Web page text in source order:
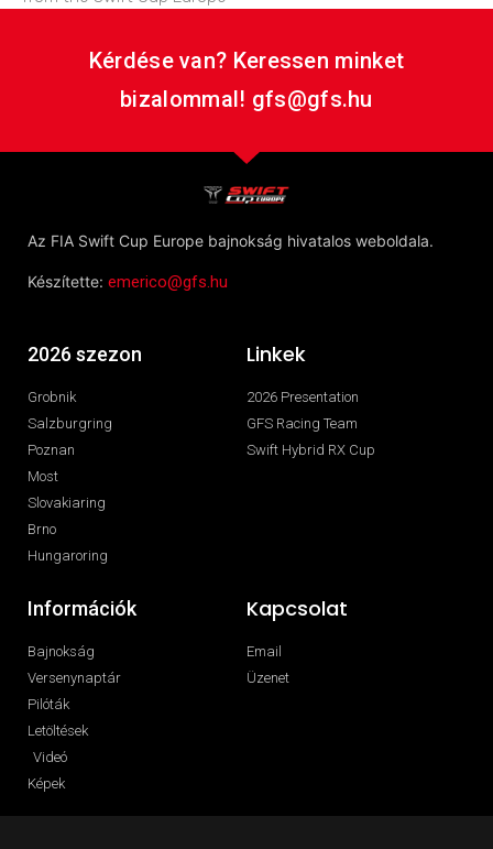
Kérdése van? Keressen minket
bizalommal! gfs@gfs.hu
Az FIA Swift Cup Europe bajnokság hivatalos weboldala.
Készítette: emerico@gfs.hu
2026 szezon
Grobnik
Salzburgring
Poznan
Most
Slovakiaring
Brno
Hungaroring
Linkek
2026 Presentation
GFS Racing Team
Swift Hybrid RX Cup
Információk
Bajnokság
Versenynaptár
Pilóták
Letöltések
Videó
Képek
Kapcsolat
Email
Üzenet